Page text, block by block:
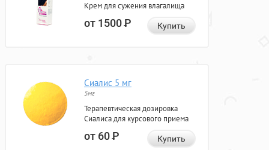
Крем для сужения влагалища
от 1500Р Купить
Сиалис 5 мг
5мг
Терапевтическая дозировка
Сиалиса для курсового приема
от 60Р Купить